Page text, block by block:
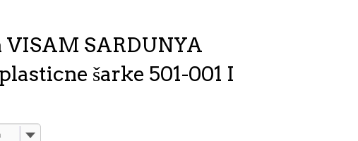
VISAM SARDUNYA
šarke 501-001 I